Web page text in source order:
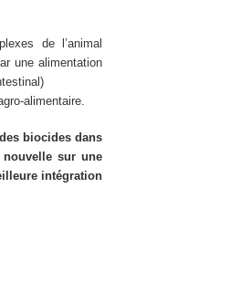
de l’animal
une alimentation
alimentaire.
biocides dans
nouvelle sur une
intégration